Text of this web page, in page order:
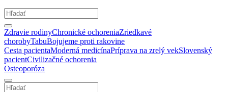
Zdravie rodinyChronické ochoreniaZriedkavé
chorobyTabuBojujeme proti rakovine
Cesta pacientaModerná medicínaPríprava na zrelý vekSlovenský
pacientCivilizačné ochorenia
Osteoporóza